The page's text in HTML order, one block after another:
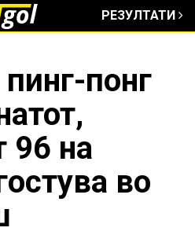
РЕЗУЛТАТИ
понг
96 на
во